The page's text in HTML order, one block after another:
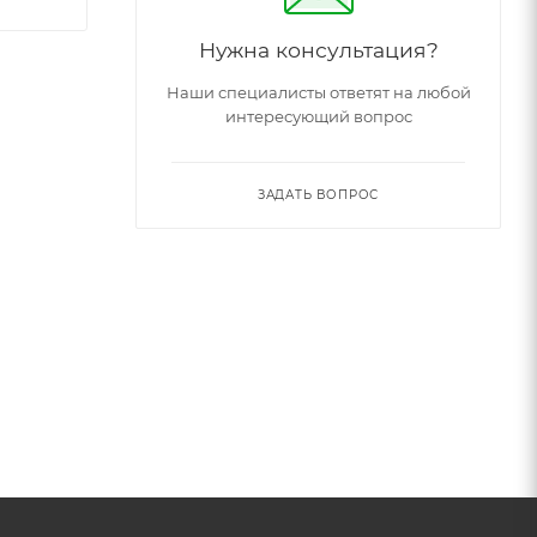
Нужна консультация?
Наши специалисты ответят на любой
интересующий вопрос
ЗАДАТЬ ВОПРОС